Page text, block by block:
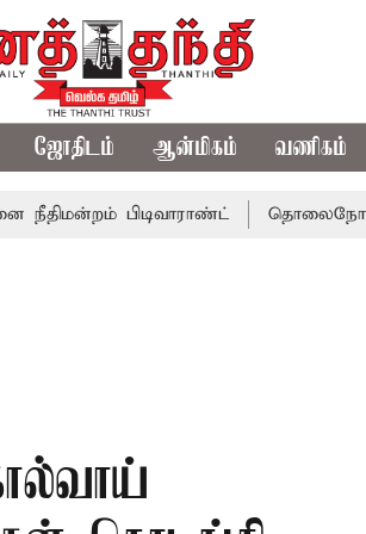
ஜோதிடம் ஆன்மிகம் வணிகம்
பிடிவாராண்ட் தொலைநோக்கு